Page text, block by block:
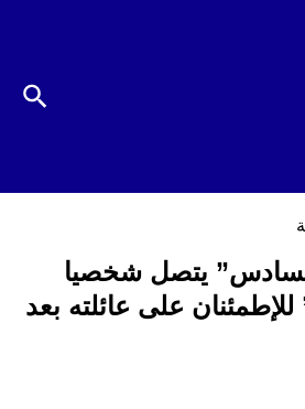
يتصل شخصيا
على عائلته بعد